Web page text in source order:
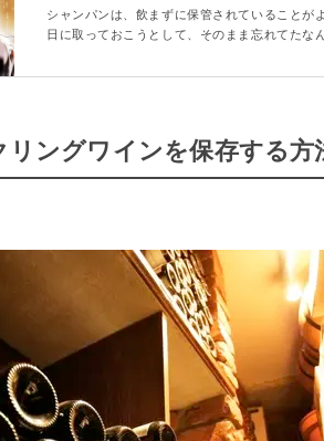
のポイントも - macaroni
シャンパンは、飲まずに保管されていることが
日に取っておこうとして、そのまま忘れてたな
いてなどご紹介します。
リングワインを保存する方